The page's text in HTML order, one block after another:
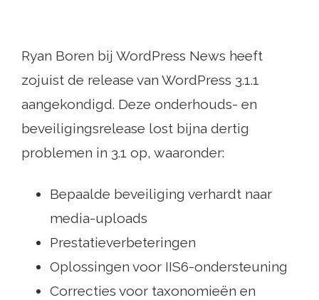
Ryan Boren bij WordPress News heeft
zojuist de release van WordPress 3.1.1
aangekondigd. Deze onderhouds- en
beveiligingsrelease lost bijna dertig
problemen in 3.1 op, waaronder:
Bepaalde beveiliging verhardt naar
media-uploads
Prestatieverbeteringen
Oplossingen voor IIS6-ondersteuning
Correcties voor taxonomieën en